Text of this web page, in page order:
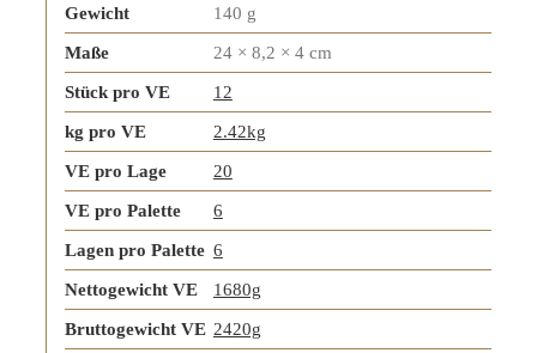
Gewicht 140 g
Maße 24 × 8,2 × 4 cm
Stück pro VE 12
kg pro VE 2.42kg
VE pro Lage 20
VE pro Palette 6
Lagen pro Palette 6
Nettogewicht VE 1680g
Bruttogewicht VE 2420g